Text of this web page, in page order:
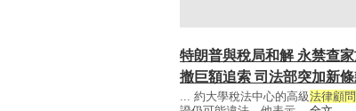
特朗普與稅局和解 永禁查
撤巨額追索 司法部突加新
... 約大學稅法中心的高級法律顧問